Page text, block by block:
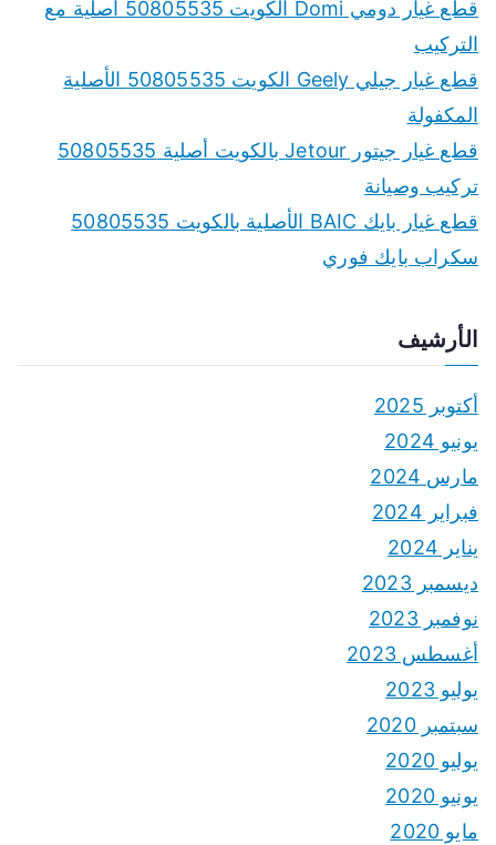
قطع غيار دومي Domi الكويت 50805535 أصلية مع
التركيب
قطع غيار جيلي Geely الكويت 50805535 الأصلية
المكفولة
قطع غيار جيتور Jetour بالكويت أصلية 50805535
تركيب وصيانة
قطع غيار بايك BAIC الأصلية بالكويت 50805535
سكراب بايك فوري
الأرشيف
أكتوبر 2025
يونيو 2024
مارس 2024
فبراير 2024
يناير 2024
ديسمبر 2023
نوفمبر 2023
أغسطس 2023
يوليو 2023
سبتمبر 2020
يوليو 2020
يونيو 2020
مايو 2020